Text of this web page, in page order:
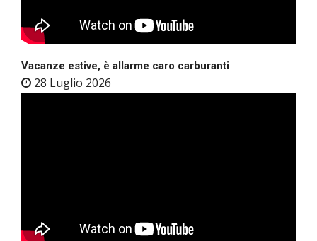
Vacanze estive, è allarme caro carburanti
28 Luglio 2026